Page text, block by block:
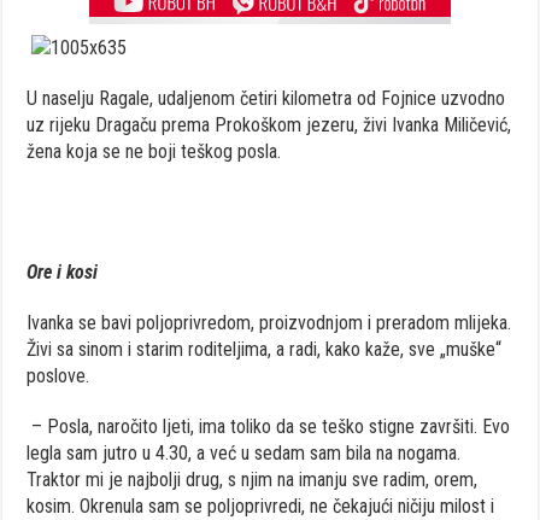
U naselju Ragale, udaljenom četiri kilometra od Fojnice uzvodno
uz rijeku Dragaču prema Prokoškom jezeru, živi Ivanka Miličević,
žena koja se ne boji teškog posla.
Ore i kosi
Ivanka se bavi poljoprivredom, proizvodnjom i preradom mlijeka.
Živi sa sinom i starim roditeljima, a radi, kako kaže, sve „muške“
poslove.
– Posla, naročito ljeti, ima toliko da se teško stigne završiti. Evo
legla sam jutro u 4.30, a već u sedam sam bila na nogama.
Traktor mi je najbolji drug, s njim na imanju sve radim, orem,
kosim. Okrenula sam se poljoprivredi, ne čekajući ničiju milost i